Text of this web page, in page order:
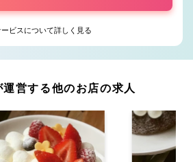
ビスについて詳しく見る
営する他のお店の求人